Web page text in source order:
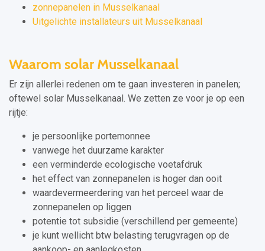
zonnepanelen in Musselkanaal
Uitgelichte installateurs uit Musselkanaal
Waarom solar Musselkanaal
Er zijn allerlei redenen om te gaan investeren in panelen;
oftewel solar Musselkanaal. We zetten ze voor je op een
rijtje:
je persoonlijke portemonnee
vanwege het duurzame karakter
een verminderde ecologische voetafdruk
het effect van zonnepanelen is hoger dan ooit
waardevermeerdering van het perceel waar de
zonnepanelen op liggen
potentie tot subsidie (verschillend per gemeente)
je kunt wellicht btw belasting terugvragen op de